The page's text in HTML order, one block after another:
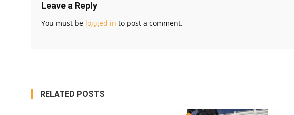
Leave a Reply
You must be logged in to post a comment.
RELATED POSTS